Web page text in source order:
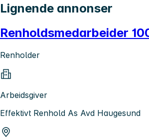
Lignende annonser
Renholdsmedarbeider
Renholder
Arbeidsgiver
Effektivt Renhold As Avd Haugesund